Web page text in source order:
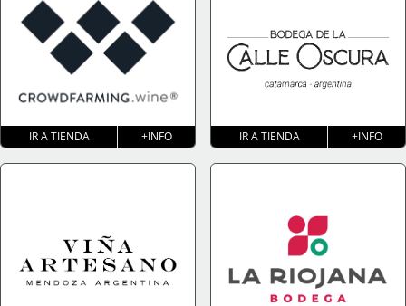
IR A TIENDA +INFO IR A TIENDA +INFO